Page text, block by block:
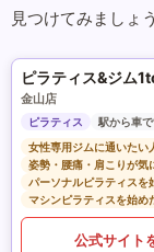
見つけてみましょう
ピラティス&ジム
金山店
ピラティス
駅から車
女性専用ジムに通いたい
姿勢・腰痛・肩こりが気
パーソナルピラティスを
マシンピラティスを始め
公式サイト